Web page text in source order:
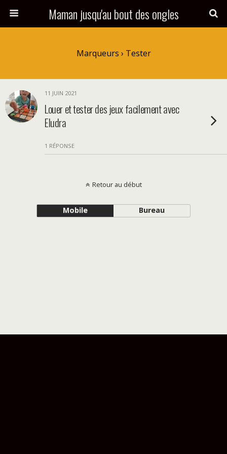
Maman jusqu'au bout des ongles
Marqueurs › Tester
11 JUIN 2021
Louer et tester des jeux facilement avec
Eludra
1 RÉPONSE
Retour au début
Mobile Bureau